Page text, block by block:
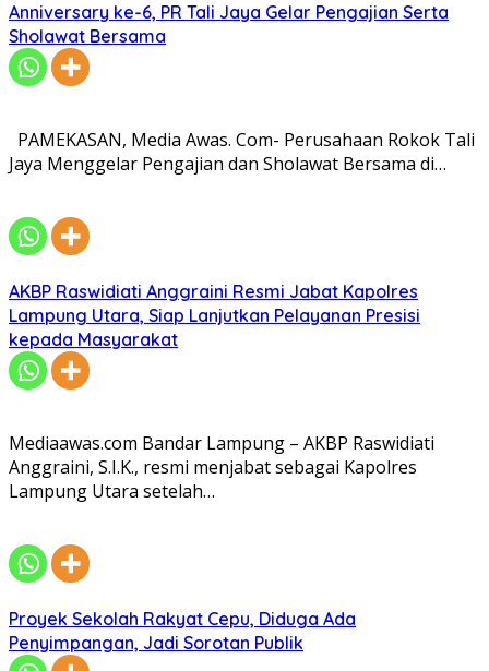
Anniversary ke-6, PR Tali Jaya Gelar Pengajian Serta
Sholawat Bersama
PAMEKASAN, Media Awas. Com- Perusahaan Rokok Tali
Jaya Menggelar Pengajian dan Sholawat Bersama di…
AKBP Raswidiati Anggraini Resmi Jabat Kapolres
Lampung Utara, Siap Lanjutkan Pelayanan Presisi
kepada Masyarakat
Mediaawas.com Bandar Lampung – AKBP Raswidiati
Anggraini, S.I.K., resmi menjabat sebagai Kapolres
Lampung Utara setelah…
Proyek Sekolah Rakyat Cepu, Diduga Ada
Penyimpangan, Jadi Sorotan Publik